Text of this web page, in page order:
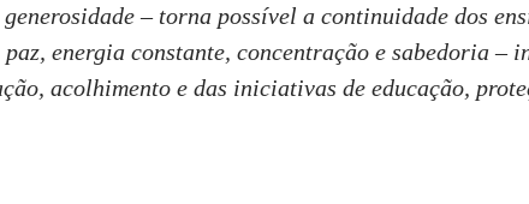
– torna possível a continuidade dos
energia constante, concentração e sabedoria –
acolhimento e das iniciativas de educação,